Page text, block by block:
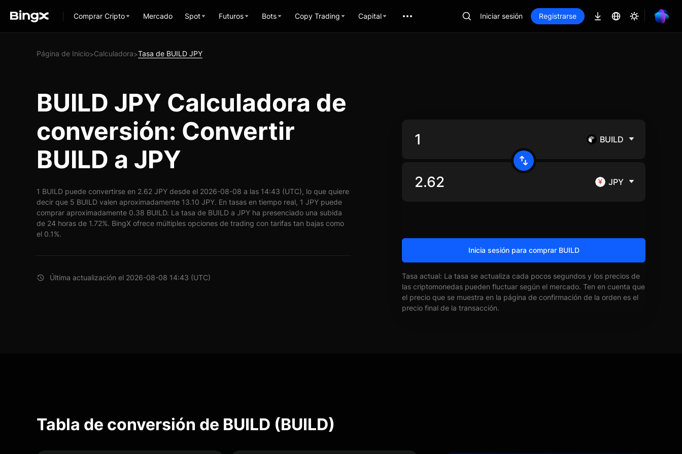
Comprar Cripto Mercado Spot Futuros Bots Copy Trading Capital Iniciar sesión Registrarse
Página de Inicio>Calculadora>Tasa de BUILD JPY
BUILD JPY Calculadora de
conversión: Convertir
BUILD a JPY
1 BUILD puede convertirse en 2.62 JPY desde el 2026-08-08 a las 14:43 (UTC), lo que quiere
decir que 5 BUILD valen aproximadamente 13.10 JPY. En tasas en tiempo real, 1 JPY puede
comprar aproximadamente 0.38 BUILD. La tasa de BUILD a JPY ha presenciado una subida
de 24 horas de 1.72%. BingX ofrece múltiples opciones de trading con tarifas tan bajas como
el 0.1%.
Última actualización el 2026-08-08 14:43 (UTC)
BUILD
JPY
Inicia sesión para comprar BUILD
Tasa actual: La tasa se actualiza cada pocos segundos y los precios de
las criptomonedas pueden fluctuar según el mercado. Ten en cuenta que
el precio que se muestra en la página de confirmación de la orden es el
precio final de la transacción.
Tabla de conversión de BUILD (BUILD)